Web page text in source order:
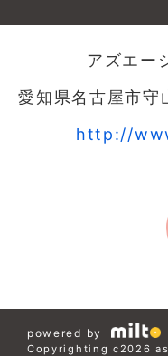
アズエー
愛知県名古屋市
http://
powered by
Copyrighting c2026